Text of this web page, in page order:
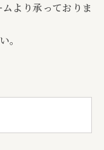
より承っておりま
。